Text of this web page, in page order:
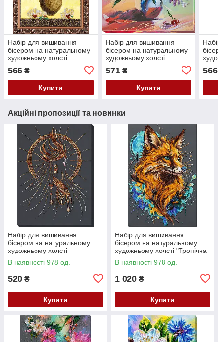
Набір для вишивання
бісером на натуральному
художньому холсті
"Сонячний етюд-1" Абрис
Арт AB-199
566 ₴
Купити
Набір для вишивання
бісером на натуральному
художньому холсті
"Мальовничі півонії" Абрис
Арт AB-660
571₴
Купити
AB-
566
Акційні пропозиції та новинки
Набір для вишивання
бісером на натуральному
художньому холсті
"Народжена сяяти" Абрис
Арт AB-985
В наявності 978 од.
520 ₴
Купити
Набір для вишивання
бісером на натуральному
художньому холсті "Тропічна
гостя" Абрис Арт AB-988
В наявності 978 од.
1 020 ₴
Купити